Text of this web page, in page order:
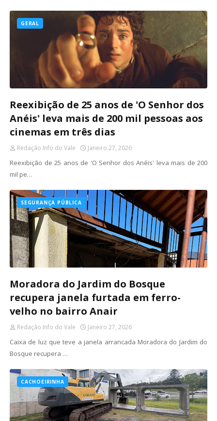
GERAL
Reexibição de 25 anos de 'O Senhor dos
Anéis' leva mais de 200 mil pessoas aos
cinemas em três dias
Redação Info do Vale Janeiro 27, 2026
Reexibição de 25 anos de 'O Senhor dos Anéis' leva mais de 200
mil pe…
SEGURANÇA PÚBLICA
Moradora do Jardim do Bosque
recupera janela furtada em ferro-
velho no bairro Anair
Redação Info do Vale Janeiro 27, 2026
Caixa de luz que teve a janela arrancada Moradora do Jardim do
Bosque recupera …
CACHOEIRINHA